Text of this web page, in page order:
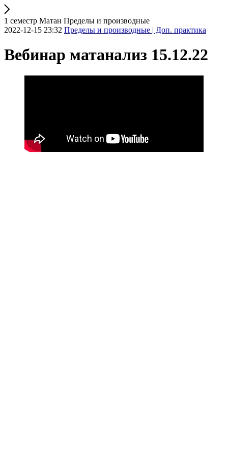
1 семестр Матан Пределы и производные
2022-12-15 23:32 Пределы и производные | Доп. практика
Вебинар матанализ 15.12.22